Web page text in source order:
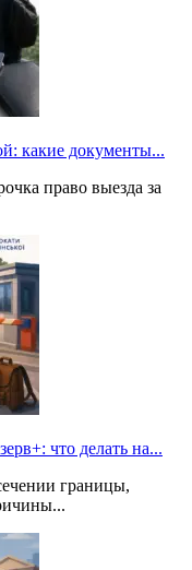
какие документы...
право выезда за
что делать на...
границы,